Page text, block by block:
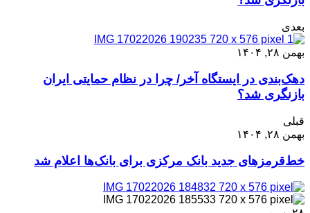
بعدی
بهمن ۲۸, ۱۴۰۴
دهک‌بندی در ایستگاه آخر/ چرا در نظام حمایتی ایران
بازنگری شد؟
قبلی
بهمن ۲۸, ۱۴۰۴
خط‌قرمزهای جدید بانک مرکزی برای بانک‌ها اعلام شد